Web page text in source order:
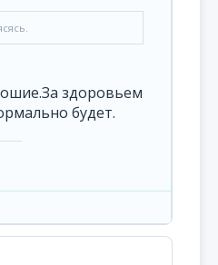
здоровьем
будет.